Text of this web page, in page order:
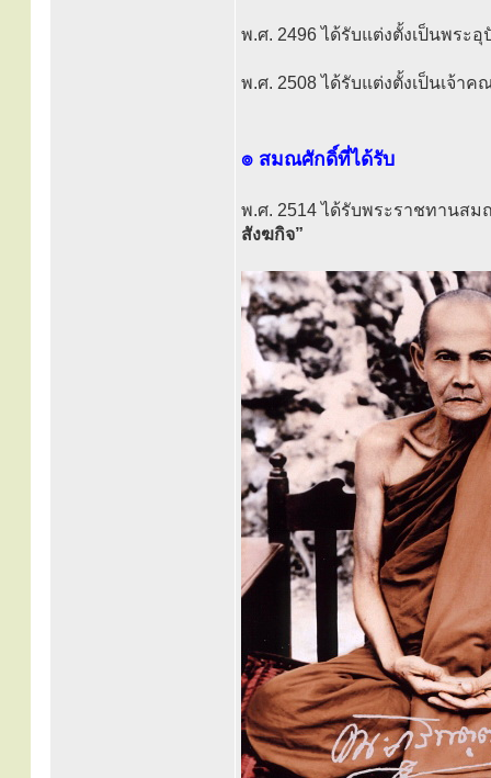
พ.ศ. 2496 ได้รับแต่งตั้งเป็นพระ
พ.ศ. 2508 ได้รับแต่งตั้งเป็นเจ้า
๏ สมณศักดิ์ที่ได้รับ
พ.ศ. 2514 ได้รับพระราชทาน
สังฆกิจ”